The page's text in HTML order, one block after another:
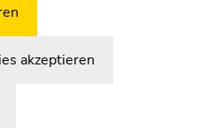
akzeptieren